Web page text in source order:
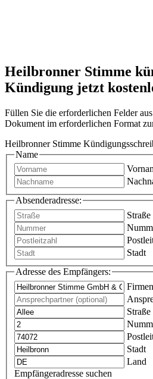
Heilbronner Stimme
Kündigung jetzt
Füllen Sie die erforderlichen Felder
Dokument im erforderlichen Format
Heilbronner Stimme
Name
Absenderadresse:
Straße
Stadt
Adresse des Empfängers:
Straße
Stadt
Land
Empfängeradresse suchen